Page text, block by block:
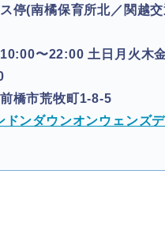
停(南橘保育所北／関越
〜22:00 土日月火木
橋市荒牧町1-8-5
ドンダウンオンウェンズ